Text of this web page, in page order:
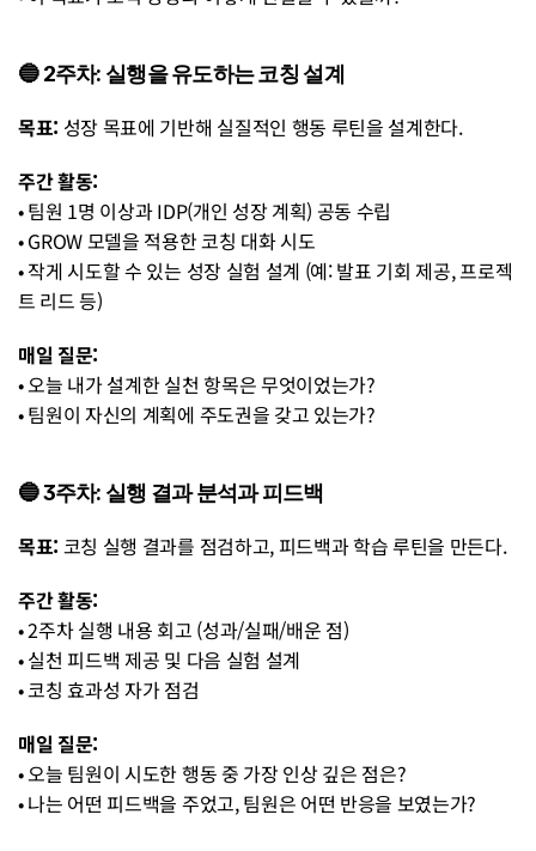
🔵 2주차: 실행을 유도하는 코칭 설계
목표: 성장 목표에 기반해 실질적인 행동 루틴을 설계한다.
주간 활동:
• 팀원 1명 이상과 IDP(개인 성장 계획) 공동 수립
• GROW 모델을 적용한 코칭 대화 시도
• 작게 시도할 수 있는 성장 실험 설계 (예: 발표 기회 제공, 프로젝
트 리드 등)
매일 질문:
• 오늘 내가 설계한 실천 항목은 무엇이었는가?
• 팀원이 자신의 계획에 주도권을 갖고 있는가?
🔵 3주차: 실행 결과 분석과 피드백
목표: 코칭 실행 결과를 점검하고, 피드백과 학습 루틴을 만든다.
주간 활동:
• 2주차 실행 내용 회고 (성과/실패/배운 점)
• 실천 피드백 제공 및 다음 실험 설계
• 코칭 효과성 자가 점검
매일 질문:
• 오늘 팀원이 시도한 행동 중 가장 인상 깊은 점은?
• 나는 어떤 피드백을 주었고, 팀원은 어떤 반응을 보였는가?